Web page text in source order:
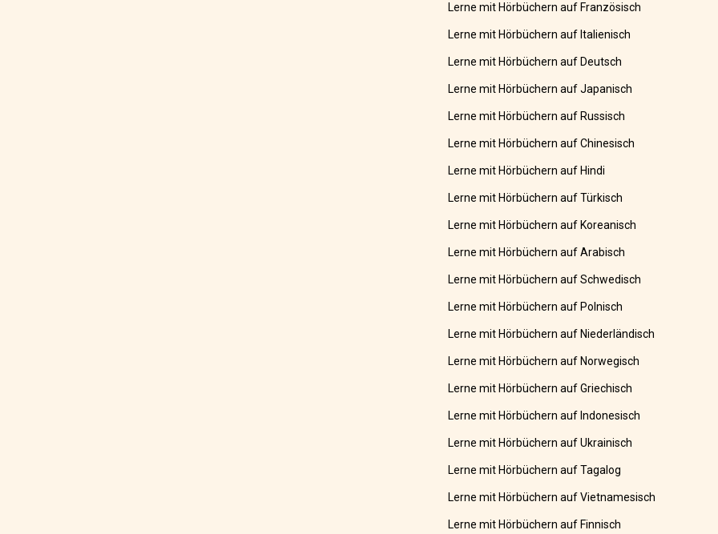
Lerne mit Hörbüchern auf Französisch
Lerne mit Hörbüchern auf Italienisch
Lerne mit Hörbüchern auf Deutsch
Lerne mit Hörbüchern auf Japanisch
Lerne mit Hörbüchern auf Russisch
Lerne mit Hörbüchern auf Chinesisch
Lerne mit Hörbüchern auf Hindi
Lerne mit Hörbüchern auf Türkisch
Lerne mit Hörbüchern auf Koreanisch
Lerne mit Hörbüchern auf Arabisch
Lerne mit Hörbüchern auf Schwedisch
Lerne mit Hörbüchern auf Polnisch
Lerne mit Hörbüchern auf Niederländisch
Lerne mit Hörbüchern auf Norwegisch
Lerne mit Hörbüchern auf Griechisch
Lerne mit Hörbüchern auf Indonesisch
Lerne mit Hörbüchern auf Ukrainisch
Lerne mit Hörbüchern auf Tagalog
Lerne mit Hörbüchern auf Vietnamesisch
Lerne mit Hörbüchern auf Finnisch